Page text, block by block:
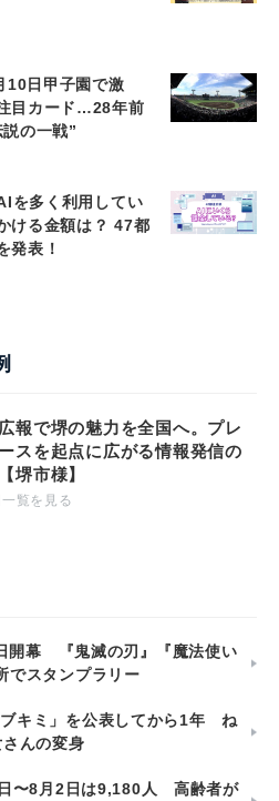
10日甲子園で激
目カード…28年前
の一戦”
を多く利用してい
ける金額は？ 47都
発表！
報で堺の魅力を全国へ。プレ
スを起点に広がる情報発信の
堺市様】
覧を見る
開幕 『鬼滅の刃』『魔法使い
スタンプラリー
キミ」を公表してから1年 ね
んの変身
〜8月2日は9,180人 高齢者が